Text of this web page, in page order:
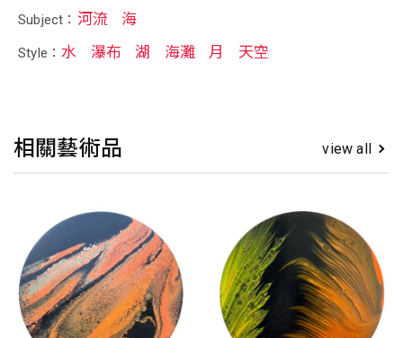
Subject： 河流 海
Style：水 瀑布 湖 海灘 月 天空
相關藝術品 view all